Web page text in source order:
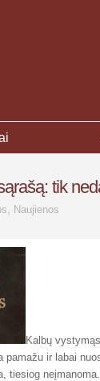
tik
, Naujienos
Kalbų
pamažu ir labai
tiesiog neįmanoma.